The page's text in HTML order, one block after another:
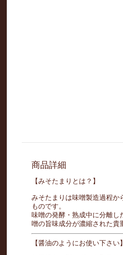
商品詳細
【みそたまりとは？】
みそたまりは味噌製造過程か
ものです。
味噌の発酵・熟成中に分離
噌の旨味成分が濃縮された貴
【醤油のようにお使い下さい